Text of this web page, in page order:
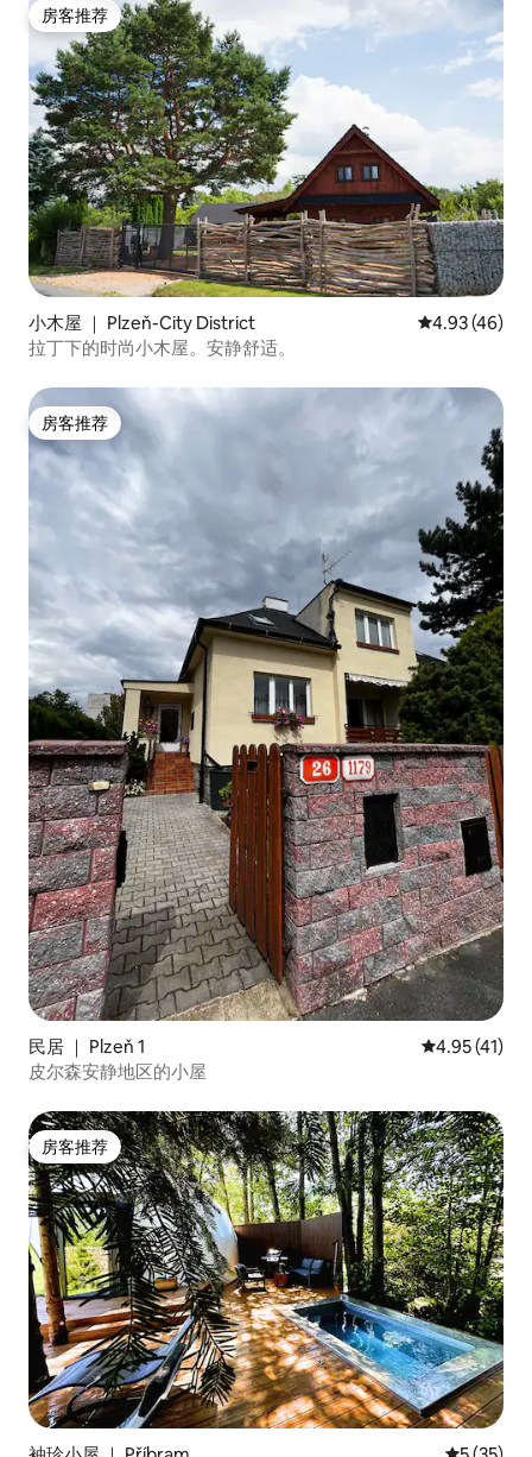
房客推荐
房客推荐
小木屋 ｜ Plzeň-City District 平均评分
4.93 (46)
拉丁下的时尚小木屋。安静舒适。
房客推荐
房客推荐
民居 ｜ Plzeň 1 平均评分
4.95 (41)
皮尔森安静地区的小屋
房客推荐
房客推荐